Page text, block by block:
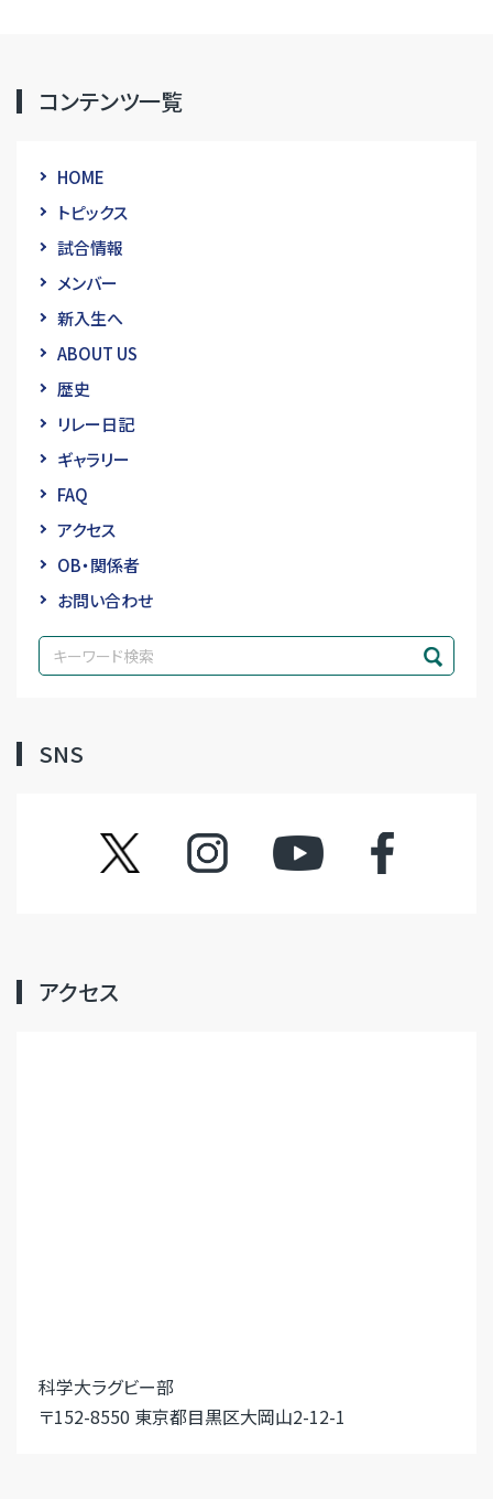
コンテンツ一覧
HOME
トピックス
試合情報
メンバー
新入生へ
ABOUT US
歴史
リレー日記
ギャラリー
FAQ
アクセス
OB・関係者
お問い合わせ
SNS
ツイッター インスタグラムYouTube フェイスブック
アクセス
科学大ラグビー部
〒152-8550 東京都目黒区大岡山2-12-1